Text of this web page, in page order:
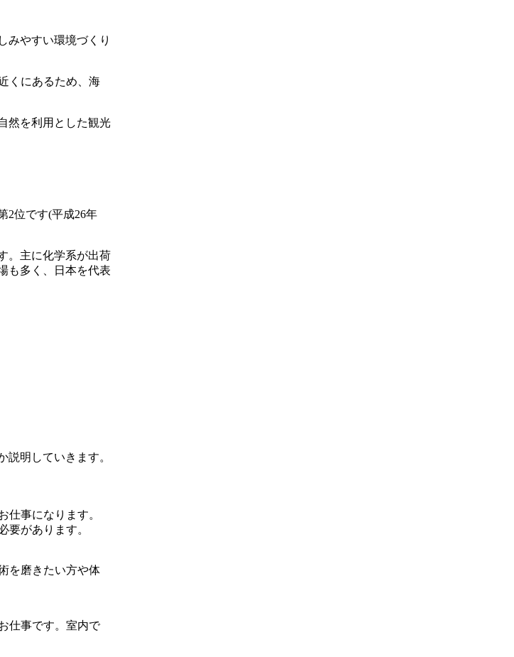
みやすい環境づくり
くにあるため、海
然を利用とした観光
2位です(平成26年
。主に化学系が出荷
も多く、日本を代表
明していきます。
仕事になります。
要があります。
を磨きたい方や体
仕事です。室内で